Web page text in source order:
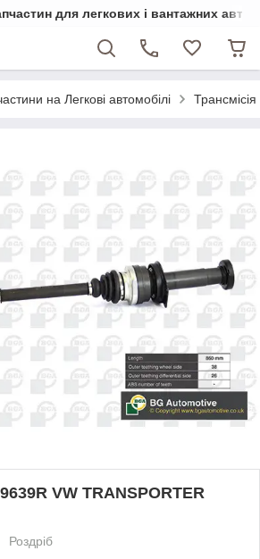
для легкових і вантажних
на Легкові автомобілі Трансмісія
VW TRANSPORTER
Роздріб